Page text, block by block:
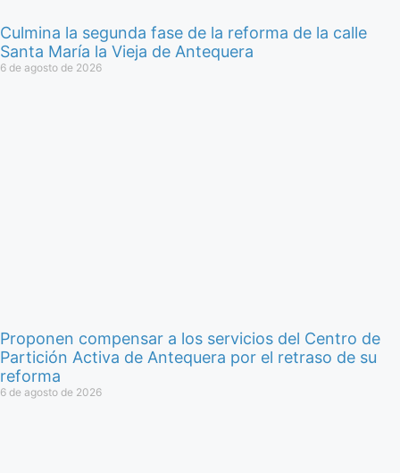
Culmina la segunda fase de la reforma de la calle
Santa María la Vieja de Antequera
6 de agosto de 2026
Proponen compensar a los servicios del Centro de
Partición Activa de Antequera por el retraso de su
reforma
6 de agosto de 2026